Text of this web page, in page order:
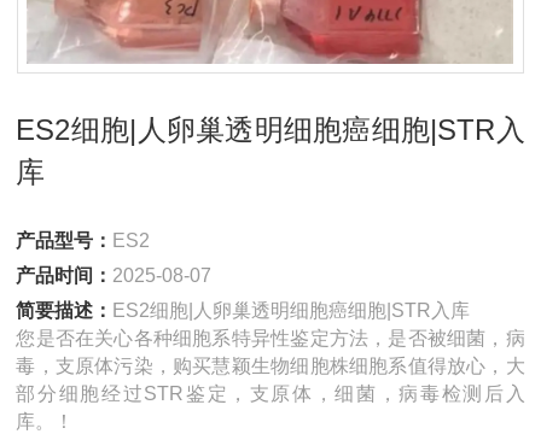
ES2细胞|人卵巢透明细胞癌细胞|STR入
库
产品型号： ES2
产品时间： 2025-08-07
简要描述： ES2细胞|人卵巢透明细胞癌细胞|STR入库
您是否在关心各种细胞系特异性鉴定方法，是否被细菌，病
毒，支原体污染，购买慧颖生物细胞株细胞系值得放心，大
部分细胞经过STR鉴定，支原体，细菌，病毒检测后入
库。！